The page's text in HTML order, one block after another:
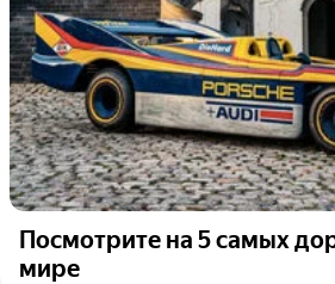
Посмотрите на 5 самых
мире